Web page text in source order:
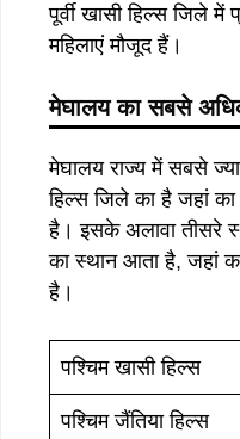
पूर्वी खासी हिल्स जिले
महिलाएं मौजूद हैं।
मेघालय का सबसे
मेघालय राज्य में सबसे
हिल्स जिले का है जहां का
है। इसके अलावा तीसरे
का स्थान आता है, जहां
है।
पश्चिम खासी हिल्स
पश्चिम जैंतिया हिल्स